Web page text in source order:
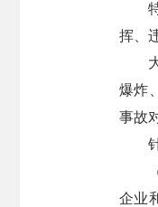
挥、
爆炸
事故
企业